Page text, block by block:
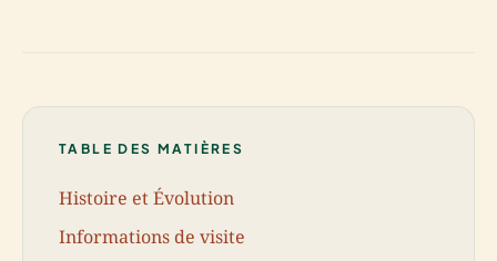
TABLE DES MATIÈRES
Histoire et Évolution
Informations de visite